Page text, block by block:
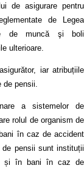
de asigurare pentru
de Legea
de muncă şi boli
ulterioare.
iar atribuțiile
pensii.
a sistemelor de
rolul de organism de
în caz de accident
pensii sunt instituții
și în bani în caz de